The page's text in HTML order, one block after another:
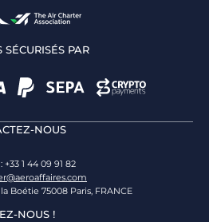
SÉCURISÉS PAR
NOUS
+33 1 44 09 91 82
Boétie 75008 Paris, FRANCE
NOUS !